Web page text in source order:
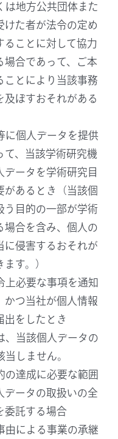
地方公共団体また
けた者が法令の定め
ることに対して協力
場合であって、ご本
ことにより当該事務
及ぼすおそれがある
個人データを提供
て、当該学術研究機
データを学術研究目
があるとき（当該個
う目的の一部が学術
場合を含み、個人の
に侵害するおそれが
す。）
必要な事項を通知
かつ当社が個人情報
出をしたとき
、当該個人データの
しません。
達成に必要な範囲
データの取扱いの全
委託する場合
による事業の承継